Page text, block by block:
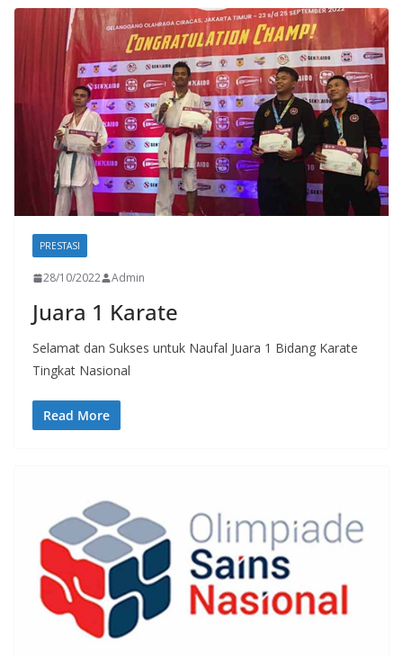
PRESTASI
28/10/2022 Admin
Juara 1 Karate
Selamat dan Sukses untuk Naufal Juara 1 Bidang Karate
Tingkat Nasional
Read More